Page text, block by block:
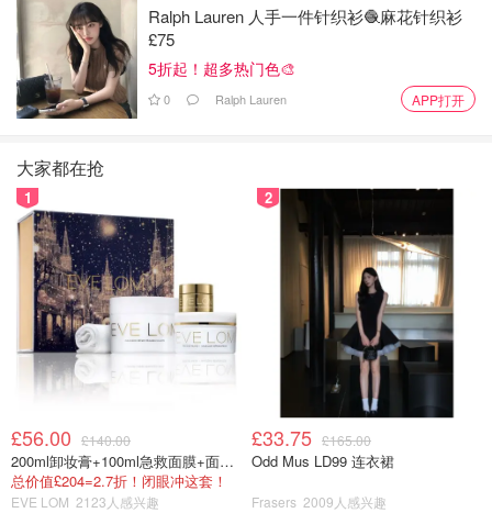
可故事的反转就在这。
🕵️‍♀️破案线索1：喜茶×FENDI，早有交集
记得2023年，喜茶和FENDI做过一个联名款吗？
FENDI正是LVMH集团旗下的奢侈品牌。
Ralph Lauren 人手一件针织衫🧶麻花针织衫
£75
5折起！超多热门色🎨
0 Ralph Lauren APP打开
大家都在抢
1
£56.00 £140.00
200ml卸妆膏+100ml急救面膜+面霜+洁颜布
总价值£204=2.7折！闭眼冲这套！
EVE LOM 2123人感兴趣
2
£33.75 £165.00
Odd Mus LD99 连衣裙
Frasers 2009人感兴趣